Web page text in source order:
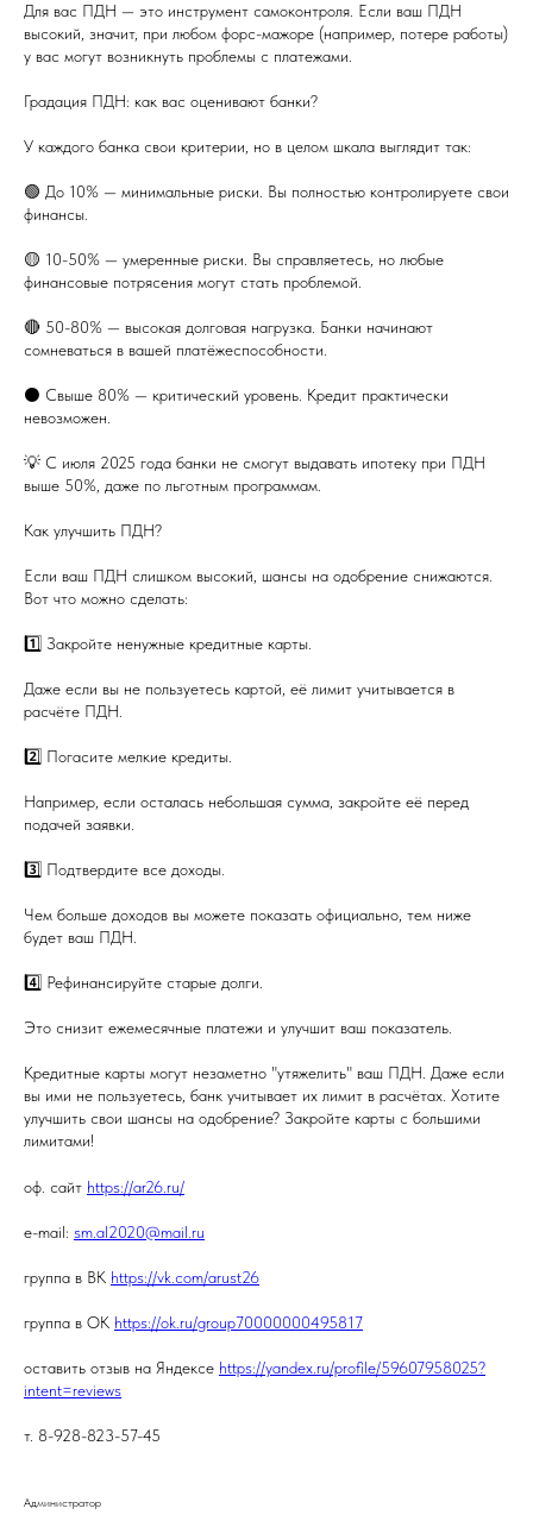
Для вас ПДН — это инструмент самоконтроля. Если ваш ПДН
высокий, значит, при любом форс-мажоре (например, потере работы)
у вас могут возникнуть проблемы с платежами.
Градация ПДН: как вас оценивают банки?
У каждого банка свои критерии, но в целом шкала выглядит так:
🟢 До 10% — минимальные риски. Вы полностью контролируете свои
финансы.
🟡 10-50% — умеренные риски. Вы справляетесь, но любые
финансовые потрясения могут стать проблемой.
🔴 50-80% — высокая долговая нагрузка. Банки начинают
сомневаться в вашей платёжеспособности.
⚫️ Свыше 80% — критический уровень. Кредит практически
невозможен.
💡 С июля 2025 года банки не смогут выдавать ипотеку при ПДН
выше 50%, даже по льготным программам.
Как улучшить ПДН?
Если ваш ПДН слишком высокий, шансы на одобрение снижаются.
Вот что можно сделать:
1️⃣ Закройте ненужные кредитные карты.
Даже если вы не пользуетесь картой, её лимит учитывается в
расчёте ПДН.
2️⃣ Погасите мелкие кредиты.
Например, если осталась небольшая сумма, закройте её перед
подачей заявки.
3️⃣ Подтвердите все доходы.
Чем больше доходов вы можете показать официально, тем ниже
будет ваш ПДН.
4️⃣ Рефинансируйте старые долги.
Это снизит ежемесячные платежи и улучшит ваш показатель.
Кредитные карты могут незаметно "утяжелить" ваш ПДН. Даже если
вы ими не пользуетесь, банк учитывает их лимит в расчётах. Хотите
улучшить свои шансы на одобрение? Закройте карты с большими
лимитами!
оф. сайт https://ar26.ru/
e-mail: sm.al2020@mail.ru
группа в ВК https://vk.com/arust26
группа в ОК https://ok.ru/group70000000495817
оставить отзыв на Яндексе https://yandex.ru/profile/59607958025?
intent=reviews
т. 8-928-823-57-45
Администратор